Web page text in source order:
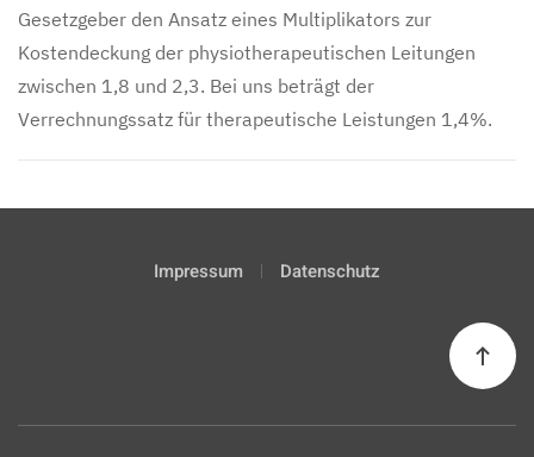
Gesetzgeber den Ansatz eines Multiplikators zur
Kostendeckung der physiotherapeutischen Leitungen
zwischen 1,8 und 2,3. Bei uns beträgt der
Verrechnungssatz für therapeutische Leistungen 1,4%.
Impressum Datenschutz